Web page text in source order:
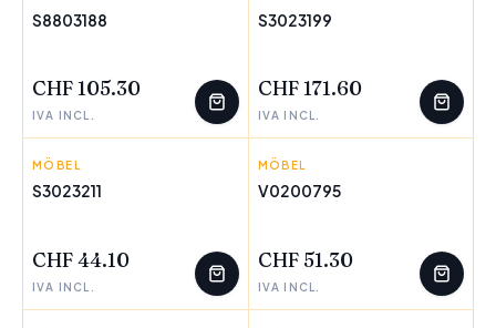
S8803188
CHF 105.30
IVA INCL.
S3023199
CHF 171.60
IVA INCL.
DKD HOME DECOR
MÖBEL
S3023211
CHF 44.10
IVA INCL.
CRAFTENWOOD
MÖBEL
V0200795
CHF 51.30
IVA INCL.